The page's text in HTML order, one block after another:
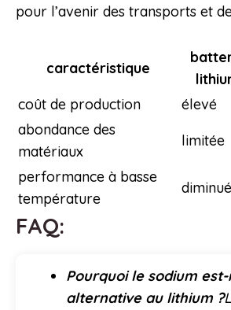
pour l’avenir des transports et
caractéristique
coût de production
élevé
abondance des
matériaux
limitée
performance à basse
température
FAQ:
Pourquoi le sodium
alternative au lithium ?